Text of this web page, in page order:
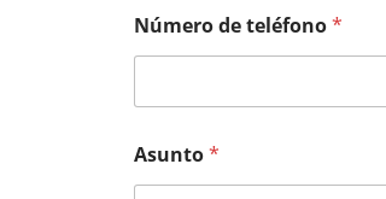
Número de teléfono*
Asunto*